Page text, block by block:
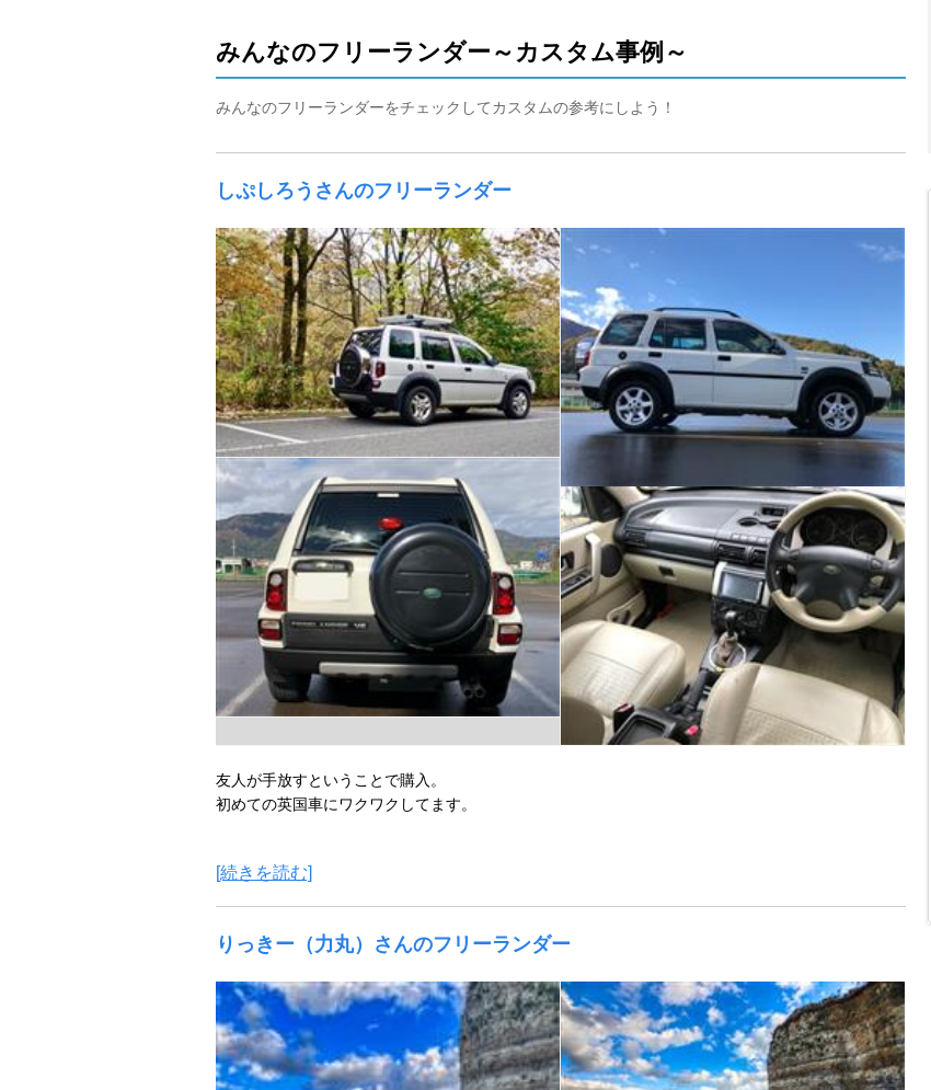
みんなのフリーランダー～カスタム事例～
みんなのフリーランダーをチェックしてカスタムの参考にしよう！
しぷしろうさんのフリーランダー
友人が手放すということで購入。
初めての英国車にワクワクしてます。
[続きを読む]
りっきー（力丸）さんのフリーランダー